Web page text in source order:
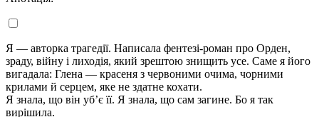
Я — авторка трагедії. Написала фентезі-роман про Орден,
зраду, війну і лиходія, який зрештою знищить усе. Саме я його
вигадала: Глена — красеня з червоними очима, чорними
крилами й серцем, яке не здатне кохати.
Я знала, що він уб’є її. Я знала, що сам загине. Бо я так
вирішила.